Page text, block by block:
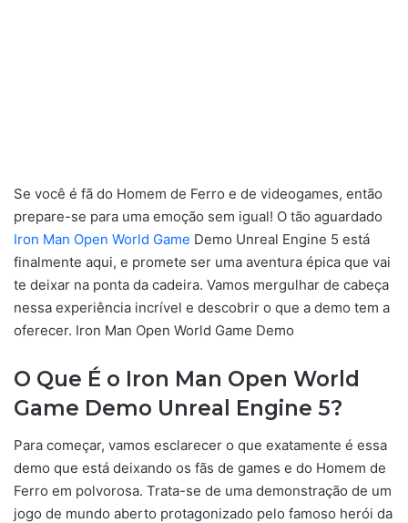
Se você é fã do Homem de Ferro e de videogames, então
prepare-se para uma emoção sem igual! O tão aguardado
Iron Man Open World Game Demo Unreal Engine 5 está
finalmente aqui, e promete ser uma aventura épica que vai
te deixar na ponta da cadeira. Vamos mergulhar de cabeça
nessa experiência incrível e descobrir o que a demo tem a
oferecer. Iron Man Open World Game Demo
O Que É o Iron Man Open World
Game Demo Unreal Engine 5?
Para começar, vamos esclarecer o que exatamente é essa
demo que está deixando os fãs de games e do Homem de
Ferro em polvorosa. Trata-se de uma demonstração de um
jogo de mundo aberto protagonizado pelo famoso herói da